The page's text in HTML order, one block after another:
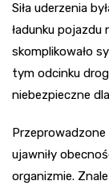
Siła uderzenia
ładunku
skomplikowało
tym odcinku
niebezpieczne
ujawniły
organizmie.